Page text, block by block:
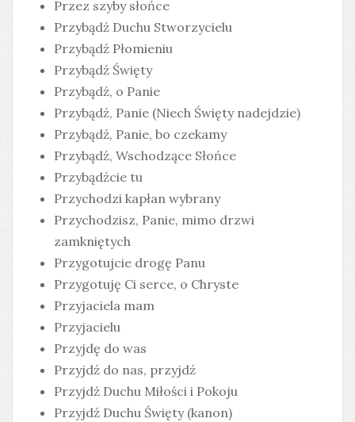
Przez szyby słońce
Przybądź Duchu Stworzycielu
Przybądź Płomieniu
Przybądź Święty
Przybądź, o Panie
Przybądź, Panie (Niech Święty nadejdzie)
Przybądź, Panie, bo czekamy
Przybądź, Wschodzące Słońce
Przybądźcie tu
Przychodzi kapłan wybrany
Przychodzisz, Panie, mimo drzwi
zamkniętych
Przygotujcie drogę Panu
Przygotuję Ci serce, o Chryste
Przyjaciela mam
Przyjacielu
Przyjdę do was
Przyjdź do nas, przyjdź
Przyjdź Duchu Miłości i Pokoju
Przyjdź Duchu Święty (kanon)